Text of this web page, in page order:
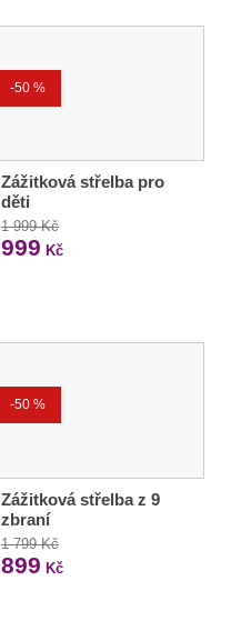
-50 %
Zážitková střelba pro
děti
1 999 Kč
999 Kč
-50 %
Zážitková střelba z 9
zbraní
1 799 Kč
899 Kč